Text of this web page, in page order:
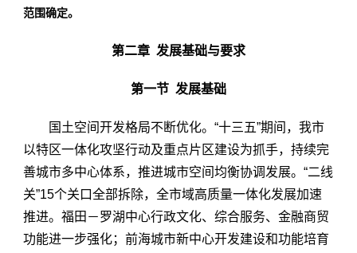
范围确定。
第二章 发展基础与要求
第一节 发展基础
国土空间开发格局不断优化。“十三五”期间，我市
以特区一体化攻坚行动及重点片区建设为抓手，持续完
善城市多中心体系，推进城市空间均衡协调发展。“二线
关”15个关口全部拆除，全市域高质量一体化发展加速
推进。福田－罗湖中心行政文化、综合服务、金融商贸
功能进一步强化；前海城市新中心开发建设和功能培育